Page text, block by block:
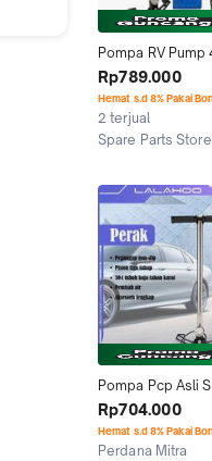
Pompa RV Pump
Filter Besar
Tancap Bunus
(Hitam Dan Silver)
Rp789.000
Hemat s.d 8% Pakai
2 terjual
Spare Parts
Pompa Pcp Asli
Pump 6000psi
Kaki Lipat
Rp704.000
Hemat s.d 8% Pakai
Perdana Mitra